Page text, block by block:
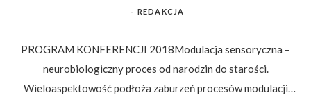
- REDAKCJA
PROGRAM KONFERENCJI 2018Modulacja sensoryczna –
neurobiologiczny proces od narodzin do starości.
Wieloaspektowość podłoża zaburzeń procesów modulacji